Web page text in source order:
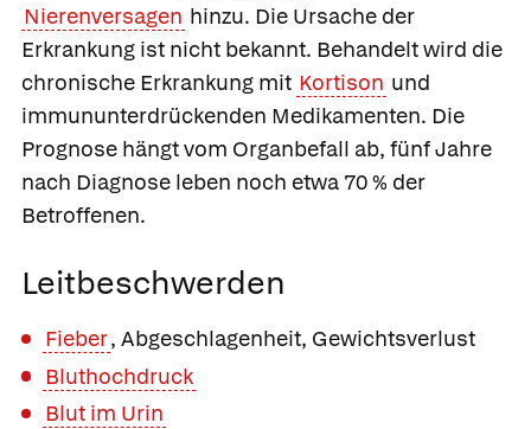
Nierenversagen hinzu. Die Ursache der
Erkrankung ist nicht bekannt. Behandelt wird die
chronische Erkrankung mit Kortison und
immununterdrückenden Medikamenten. Die
Prognose hängt vom Organbefall ab, fünf Jahre
nach Diagnose leben noch etwa 70 % der
Betroffenen.
Leitbeschwerden
Fieber, Abgeschlagenheit, Gewichtsverlust
Bluthochdruck
Blut im Urin